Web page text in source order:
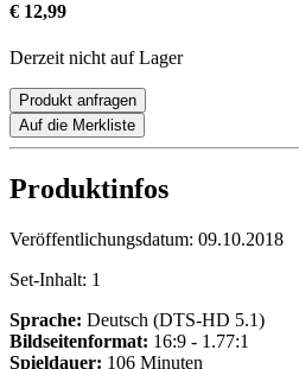
€ 12,99
Derzeit nicht auf Lager
Produkt anfragen
Auf die Merkliste
Produktinfos
Veröffentlichungsdatum: 09.10.2018
Set-Inhalt: 1
Sprache: Deutsch (DTS-HD 5.1)
Bildseitenformat: 16:9 - 1.77:1
Spieldauer: 106 Minuten